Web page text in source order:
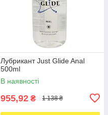
Лубрикант Just Glide Anal
500ml
В наявності
955,92 ₴ 1 138 ₴